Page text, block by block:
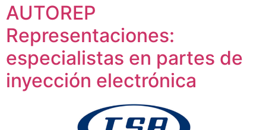
AUTOREP
Representaciones:
especialistas en partes de
inyección electrónica